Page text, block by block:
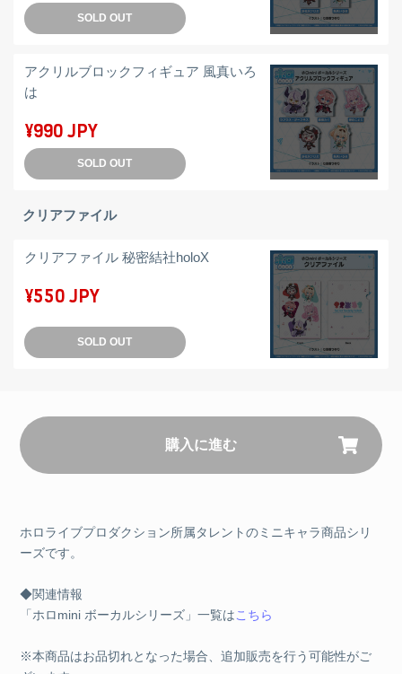
SOLD OUT
アクリルブロックフィギュア 風真いろ
は
¥990 JPY
SOLD OUT
クリアファイル
クリアファイル 秘密結社holoX
¥550 JPY
SOLD OUT
購入に進む
ホロライブプロダクション所属タレントのミニキャラ商品シリ
ーズです。
◆関連情報
「ホロmini ボーカルシリーズ」一覧はこちら
※本商品はお品切れとなった場合、追加販売を行う可能性がご